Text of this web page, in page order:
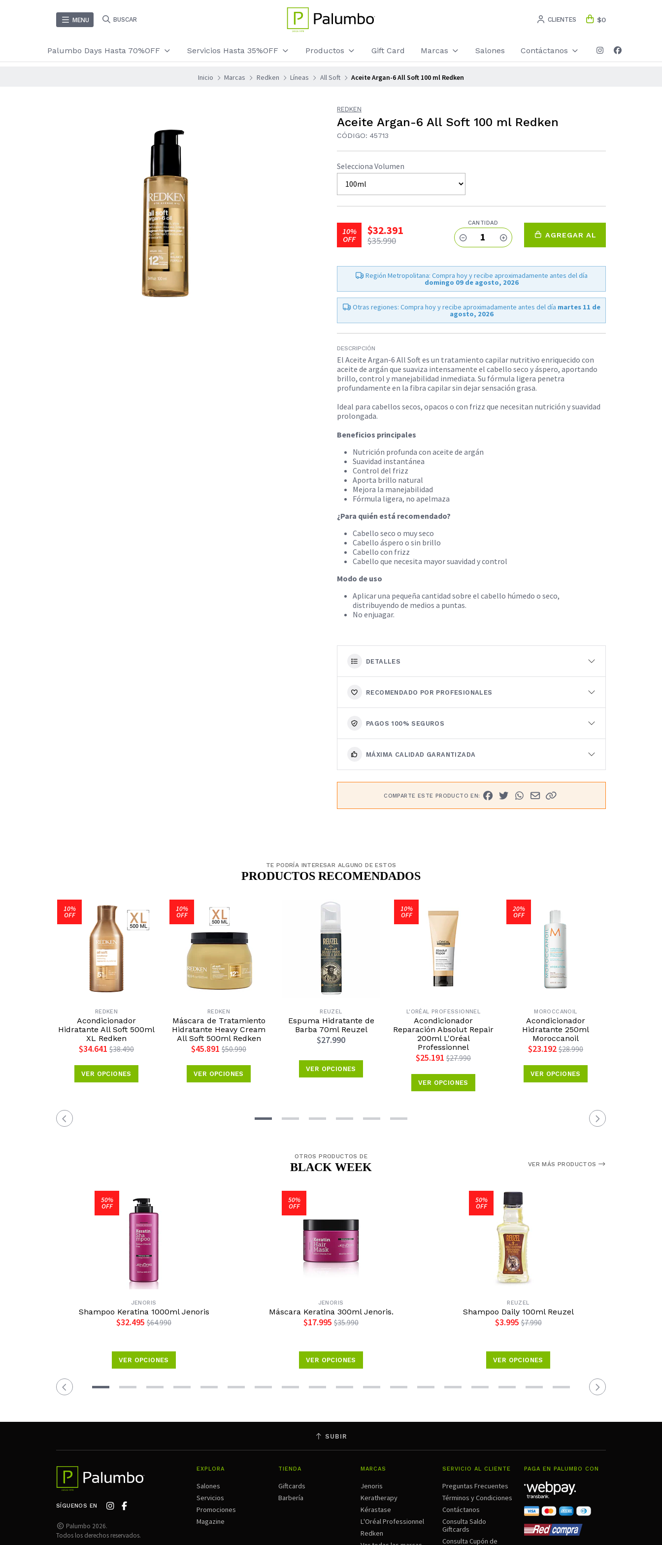
MENU BUSCAR CLIENTES $0
Palumbo Days Hasta 70%OFF Servicios Hasta 35%OFF Productos Gift Card Marcas Salones Contáctanos
Inicio Marcas Redken Líneas All Soft Aceite Argan-6 All Soft 100 ml Redken
REDKEN
Aceite Argan-6 All Soft 100 ml Redken
CÓDIGO: 45713
Selecciona Volumen
10%
OFF
$32.391
$35.990
CANTIDAD
1 AGREGAR AL
Región Metropolitana: Compra hoy y recibe aproximadamente antes del día
domingo 09 de agosto, 2026
Otras regiones: Compra hoy y recibe aproximadamente antes del día martes 11 de
agosto, 2026
DESCRIPCIÓN
El Aceite Argan-6 All Soft es un tratamiento capilar nutritivo enriquecido con
aceite de argán que suaviza intensamente el cabello seco y áspero, aportando
brillo, control y manejabilidad inmediata. Su fórmula ligera penetra
profundamente en la fibra capilar sin dejar sensación grasa.
Ideal para cabellos secos, opacos o con frizz que necesitan nutrición y suavidad
prolongada.
Beneficios principales
​​Nutrición profunda con aceite de argán
Suavidad instantánea
Control del frizz
Aporta brillo natural
Mejora la manejabilidad
Fórmula ligera, no apelmaza
¿Para quién está recomendado?
Cabello seco o muy seco
Cabello áspero o sin brillo
Cabello con frizz
Cabello que necesita mayor suavidad y control
Modo de uso
Aplicar una pequeña cantidad sobre el cabello húmedo o seco,
distribuyendo de medios a puntas.
No enjuagar.
DETALLES
RECOMENDADO POR PROFESIONALES
PAGOS 100% SEGUROS
MÁXIMA CALIDAD GARANTIZADA
COMPARTE ESTE PRODUCTO EN:
TE PODRÍA INTERESAR ALGUNO DE ESTOS
PRODUCTOS RECOMENDADOS
10%
OFF
REDKEN
Acondicionador
Hidratante All Soft 500ml
XL Redken
$34.641 $38.490
VER OPCIONES
10%
OFF
REDKEN
Máscara de Tratamiento
Hidratante Heavy Cream
All Soft 500ml Redken
$45.891 $50.990
VER OPCIONES
REUZEL
Espuma Hidratante de
Barba 70ml Reuzel
$27.990
VER OPCIONES
10%
OFF
L'ORÉAL PROFESSIONNEL
Acondicionador
Reparación Absolut Repair
200ml L'Oréal
Professionnel
$25.191 $27.990
VER OPCIONES
20%
OFF
MOROCCANOIL
Acondicionador
Hidratante 250ml
Moroccanoil
$23.192 $28.990
VER OPCIONES
OTROS PRODUCTOS DE
BLACK WEEK VER MÁS PRODUCTOS
50%
OFF
JENORIS
Shampoo Keratina 1000ml Jenoris
$32.495 $64.990
VER OPCIONES
50%
OFF
JENORIS
Máscara Keratina 300ml Jenoris.
$17.995 $35.990
VER OPCIONES
50%
OFF
REUZEL
Shampoo Daily 100ml Reuzel
$3.995 $7.990
VER OPCIONES
SUBIR
SÍGUENOS EN
Palumbo 2026.
Todos los derechos reservados.
EXPLORA
Salones
Servicios
Promociones
Magazine
TIENDA
Giftcards
Barbería
MARCAS
Jenoris
Keratherapy
Kérastase
L'Oréal Professionnel
Redken
SERVICIO AL CLIENTE
Preguntas Frecuentes
Términos y Condiciones
Contáctanos
Consulta Saldo
Giftcards
Consulta Cupón de
PAGA EN PALUMBO CON